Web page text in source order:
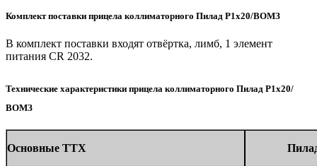
Комплект поставки прицела коллиматорного Пилад Р1х20/ВОМЗ
В комплект поставки входят отвёртка, лимб, 1 элемент
питания CR 2032.
Технические характеристики прицела коллиматорного Пилад Р1х20/
ВОМЗ
Основные ТТХ